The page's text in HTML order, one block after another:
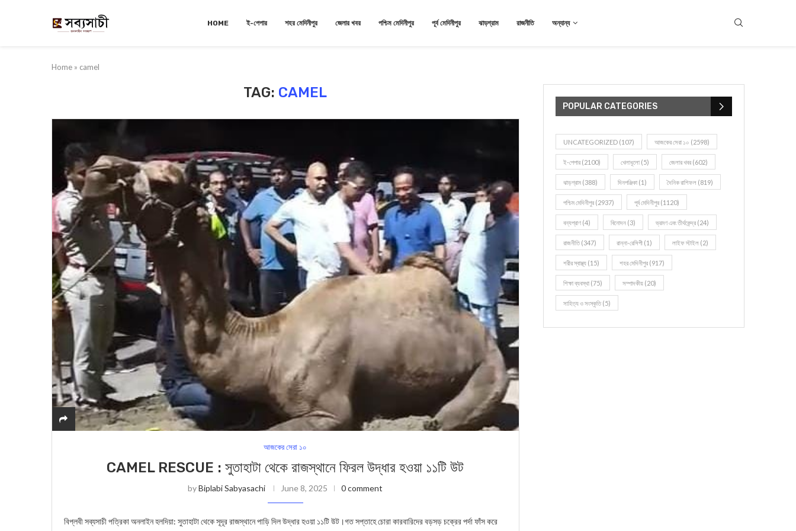
HOME ই-পেপার শহর মেদিনীপুর জেলার খবর পশ্চিম মেদিনীপুর পূর্ব মেদিনীপুর ঝাড়গ্রাম রাজনীতি অন্যান্য
Home » camel
TAG: CAMEL
আজকের সেরা ১০
CAMEL RESCUE : সুতাহাটা থেকে রাজস্থানে ফিরল উদ্ধার হওয়া ১১টি উট
byBiplabi Sabyasachi June 8, 2025 0 comment
বিপ্লবী সব্যসাচী পত্রিকা অনলাইন হলদিয়া: সুতাহাটা থেকে সূদূর রাজস্থানে পাড়ি দিল উদ্ধার হওয়া ১১টি উট।গত সপ্তাহে চোরা কারবারিদের বড়সড় চক্রের পর্দা ফাঁস করে
POPULAR CATEGORIES
UNCATEGORIZED (107) আজকের সেরা ১০ (2598)
ই-পেপার (2100) খেলাধূলো (5) জেলার খবর (602)
ঝাড়গ্রাম (388) দিনপঞ্জিকা (1) দৈনিক রাশিফল (819)
পশ্চিম মেদিনীপুর (2937) পূর্ব মেদিনীপুর (1120)
বন্যপ্রাণ (4) বিনোদন (3) ভ্রমণ এবং তীর্থকেন্দ্র (24)
রাজনীতি(347) রান্না-রেসিপী (1) লাইফ স্টাইল (2)
শরীর স্বাস্থ্য (15) শহর মেদিনীপুর (917)
শিক্ষা ব্যবস্থা (75) সম্পাদকীয় (20)
সাহিত্য ও সংস্কৃতি(5)